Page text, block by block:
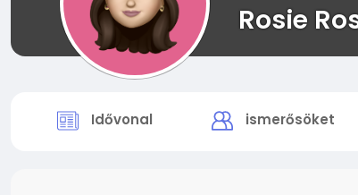
Rosie
Idővonal ismerősöket